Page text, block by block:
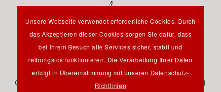
Hauptstraße 12B - 85232 Bergkirchen OT Günding -
Germany - Tel.: +49 8131 61 46 590 - Fax: +49 8131 61
Unsere Webseite verwendet erforderliche Cookies. Durch
das Akzeptieren dieser Cookies sorgen Sie dafür, dass
bei Ihrem Besuch alle Services sicher, stabil und
reibungslos funktionieren. Die Verarbeitung Ihrer Daten
erfolgt in Übereinstimmung mit unseren Datenschutz-
Richtlinien